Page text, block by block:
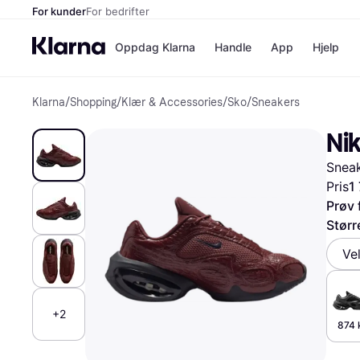
For kunderFor bedrifter
Oppdag Klarna
Betal nå
Betal i 3
Betal innen
Finansiering
Handle App Hjelp
Klarna/Shopping/Klær & Accessories/Sko/Sneakers
+2
Pris1
Prøv
874